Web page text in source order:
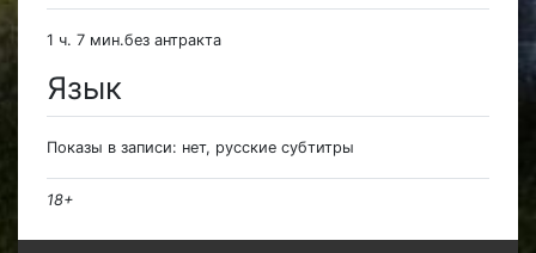
1 ч. 7 мин.без антракта
Язык
Показы в записи: нет, русские субтитры
18+